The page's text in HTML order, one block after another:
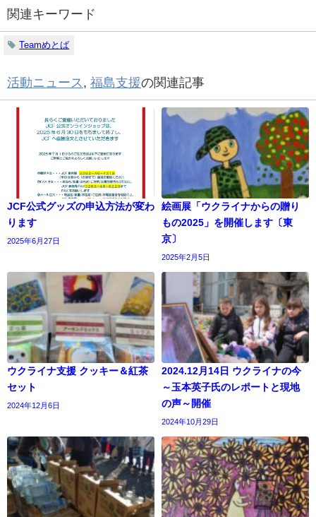
関連キーワード
Teamめとば
活動ニュース , 福島支援の関連記事
JCF公式グッズの申込方法が変わ
ります
2025年6月27日
絵画展「ウクライナからの贈り
もの2025」を開催します〔東
京〕
2025年2月5日
ウクライナ支援 クッキー＆紅茶
セット
2024年12月6日
2024.12月14日 ウクライナの今
～玉本英子氏のレポートと現地
の声～開催
2024年10月29日